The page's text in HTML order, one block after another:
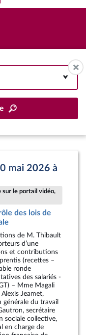
mai 2026 à
sur le portail vidéo,
des lois de
de M. Thibault
d’une
et contributions
(recettes –
ronde
des salariés -
– Mme Magali
Jeamet,
du travail
secrétaire
sociale collective,
en charge de